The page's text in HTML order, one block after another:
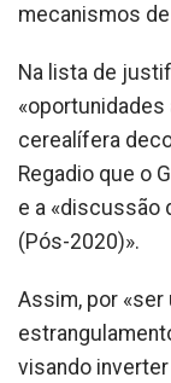
mecanismos
Na lista de
cerealífera
Regadio que o
e a «discussão
(Pós-2020)».
Assim, por
visando